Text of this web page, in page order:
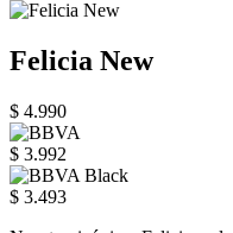
Felicia New
$ 4.990
$ 3.992
$ 3.493